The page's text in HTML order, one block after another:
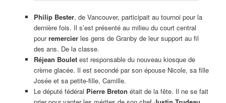
Philip Bester, de Vancouver, participait au tournoi pour la
dernière fois. Il s’est présenté au milieu du court central
pourremercierles gens de Granby de leur support au fil
des ans. De la classe.
Réjean Bouletest responsable du nouveau kiosque de
crème glacée. Il est secondé par son épouse Nicole, sa fille
Josée et sa petite-fille, Camille.
Le député fédéral Pierre Breton était de la fête. Il ne se fait